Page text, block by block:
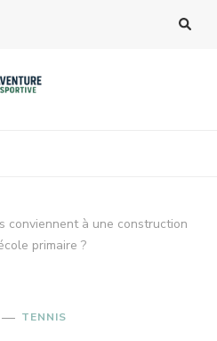
conviennent à une construction
primaire ?
TENNIS